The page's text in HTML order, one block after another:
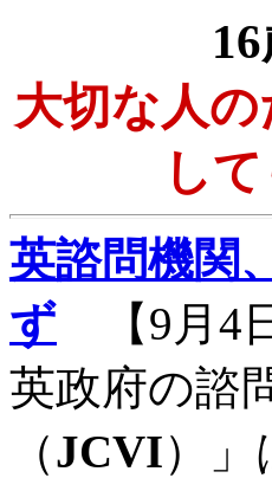
大切な人
し
英諮問機関
ず 【9月4
英政府の諮
（JCVI）」